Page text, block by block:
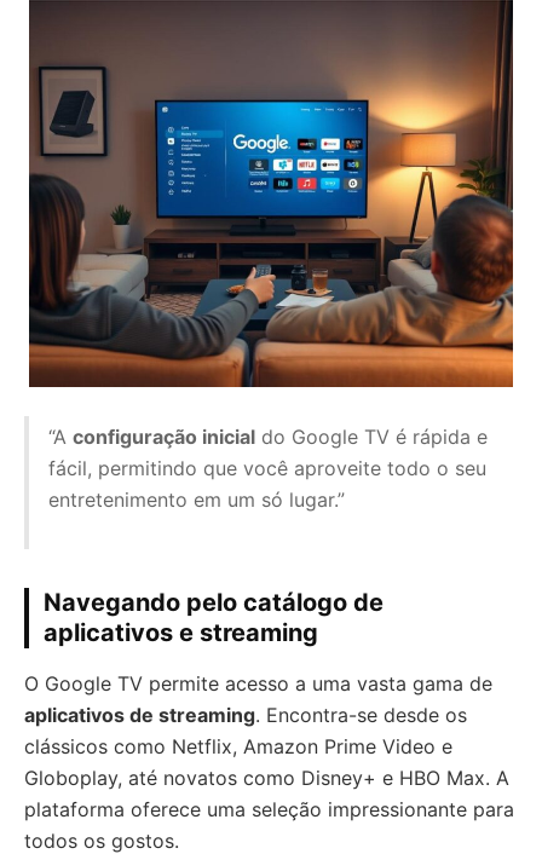
“A configuração inicial do Google TV é rápida e
fácil, permitindo que você aproveite todo o seu
entretenimento em um só lugar.”
Navegando pelo catálogo de
aplicativos e streaming
O Google TV permite acesso a uma vasta gama de
aplicativos de streaming. Encontra-se desde os
clássicos como Netflix, Amazon Prime Video e
Globoplay, até novatos como Disney+ e HBO Max. A
plataforma oferece uma seleção impressionante para
todos os gostos.